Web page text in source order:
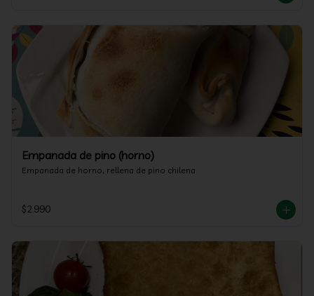
Empanada de pino (horno)
Empanada de horno, rellena de pino chilena
$2.990